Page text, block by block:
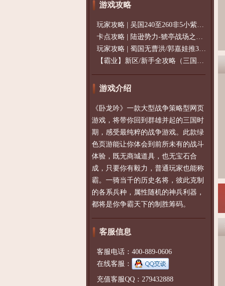
游戏攻略
玩家攻略 | 吴国240至260非5小紫过策免
卡点攻略 | 陆逊势力-猇亭战场之陆逊
玩家攻略 | 蜀国无曹洪/郭嘉娃推375级，
【霸业】新区/新手全攻略（三国通用）2
游戏介绍
《卧龙吟》一款大型战争策略型网页
游戏，将带你回到群雄并起的三国时
期，感受最纯粹的战争游戏。此款绿
色页游能让你体会到前所未有的战斗
体验，既无商城道具，也无宝石合
成，只要你有毅力，普通玩家也能称
霸。一骑当千的历史名将，彼此克制
的各系兵种，属性随机的神兵利器，
都将是你争霸天下的制胜筹码。
客服信息
客服电话：400-889-0606
在线客服：
充值客服QQ：279432888